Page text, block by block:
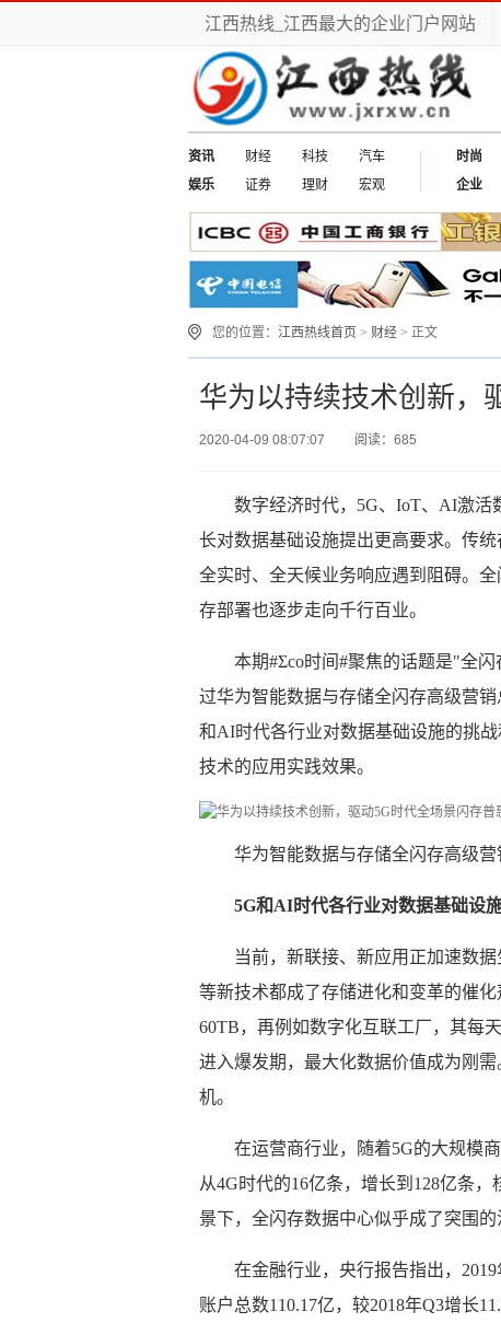
江西热线_江西最大的企业门户网站
资讯 财经 科技
汽车
娱乐
证券 理财 宏观
时尚
企业
您的位置： 江西热线首页 > 财经 > 正文
华为以持续技术创新，
2020-04-09 08:07:07 阅读：685
数字经济时代，5G、IoT、AI激活
长对数据基础设施提出更高要求。传
全实时、全天候业务响应遇到阻碍。
存部署也逐步走向千行百业。
本期#Σco时间#聚焦的话题是"全
过华为智能数据与存储全闪存高级营
和AI时代各行业对数据基础设施的挑
技术的应用实践效果。
华为智能数据与存储全闪存高级
5G和AI时代各行业对数据基础设
当前，新联接、新应用正加速数
等新技术都成了存储进化和变革的催
60TB，再例如数字化互联工厂，其每
进入爆发期，最大化数据价值成为刚
机。
在运营商行业，随着5G的大规模
从4G时代的16亿条，增长到128亿条
景下，全闪存数据中心似乎成了突围的
在金融行业，央行报告指出，
账户总数110.17亿，较2018年Q3增长